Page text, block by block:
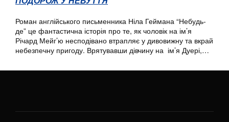
Роман англійського письменника Ніла Геймана “Небудь-
де” це фантастична історія про те, як чоловік на ім’я
Річард Мейг’ю несподівано втрапляє у дивовижну та вкрай
небезпечну пригоду. Врятувавши дівчину на ім’я Дуері,…